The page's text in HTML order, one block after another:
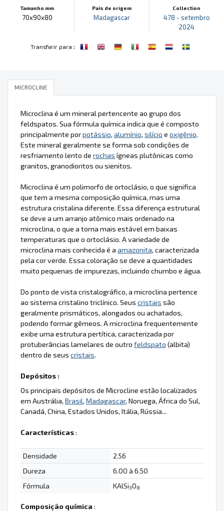
Tamanho mm
70x90x80
País de origem
Madagascar
Collection
478 - setembro
2024
Transferir para :
MICROCLINE
Microclina é um mineral pertencente ao grupo dos
feldspatos. Sua fórmula química indica que é composto
principalmente porpotássio, alumínio, silício e oxigênio.
Este mineral geralmente se forma sob condições de
resfriamento lento de rochas ígneas plutônicas como
granitos, granodioritos ou sienitos.
Microclina é um polimorfo de ortoclásio, o que significa
que tem a mesma composição química, mas uma
estrutura cristalina diferente. Essa diferença estrutural
se deve a um arranjo atômico mais ordenado na
microclina, o que a torna mais estável em baixas
temperaturas que o ortoclásio. A variedade de
microclina mais conhecida é a amazonita, caracterizada
pela cor verde. Essa coloração se deve a quantidades
muito pequenas de impurezas, incluindo chumbo e água.
Do ponto de vista cristalográfico, a microclina pertence
ao sistema cristalino triclínico. Seus cristais são
geralmente prismáticos, alongados ou achatados,
podendo formar gêmeos. A microclina frequentemente
exibe uma estrutura pertítica, caracterizada por
protuberâncias lamelares de outro feldspato (albita)
dentro de seus cristais.
Depósitos :
Os principais depósitos de Microcline estão localizados
em Austrália, Brasil, Madagascar, Noruega, África do Sul,
Canadá, China, Estados Unidos, Itália, Rússia...
Características:
Densidade
2.56
Dureza
6.00 à 6.50
Fórmula
KAlSi3O8
Composição química :